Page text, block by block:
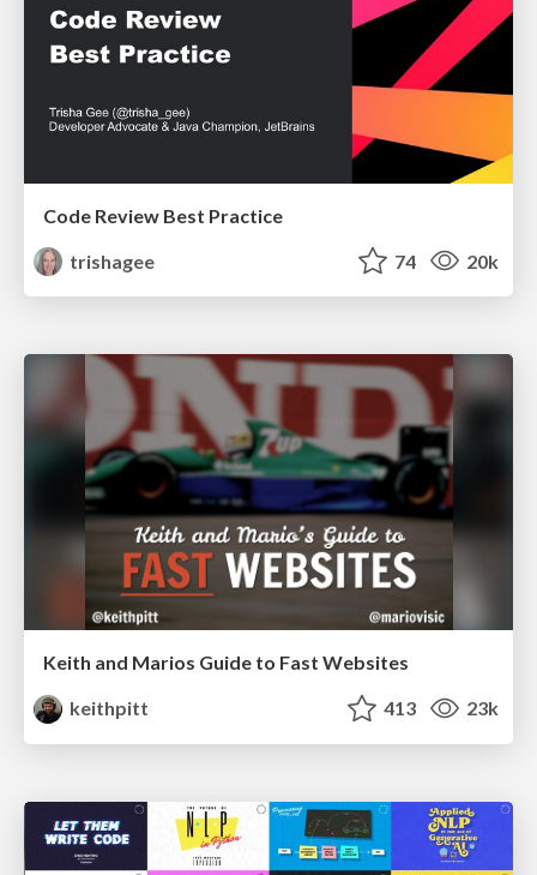
Code Review Best Practice
trishagee
74 20k
Keith and Marios Guide to Fast Websites
keithpitt
413 23k